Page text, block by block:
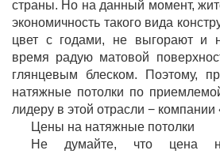
страны. Но на данный момент,
экономичность такого вида
цвет с годами, не выгорают и
время радую матовой
глянцевым блеском. Поэтому,
натяжные потолки по
лидеру в этой отрасли −
Цены на натяжные потолки
Не думайте, что цена